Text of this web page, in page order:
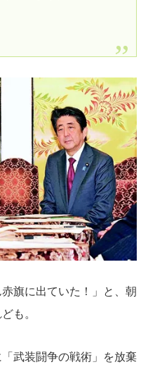
旗に出ていた！」と、朝
も。
武装闘争の戦術」を放棄